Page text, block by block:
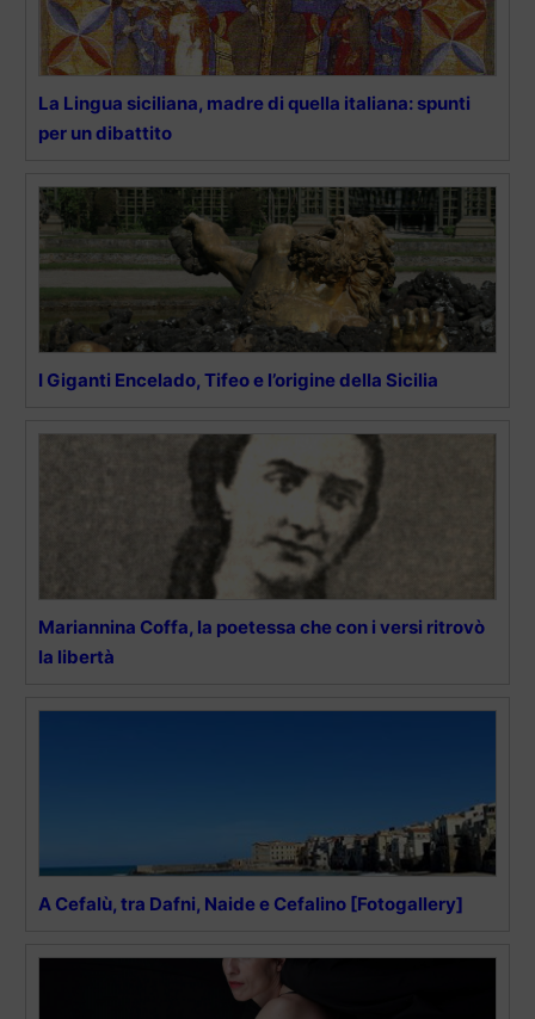
La Lingua siciliana, madre di quella italiana: spunti
per un dibattito
I Giganti Encelado, Tifeo e l’origine della Sicilia
Mariannina Coffa, la poetessa che con i versi ritrovò
la libertà
A Cefalù, tra Dafni, Naide e Cefalino [Fotogallery]